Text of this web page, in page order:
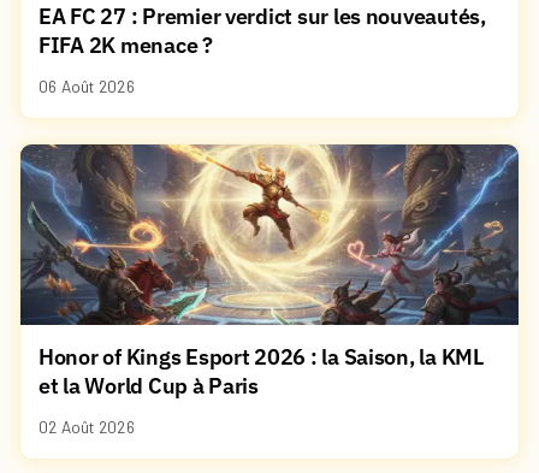
EA FC 27 : Premier verdict sur les nouveautés,
FIFA 2K menace ?
06 Août 2026
Honor of Kings Esport 2026 : la Saison, la KML
et la World Cup à Paris
02 Août 2026